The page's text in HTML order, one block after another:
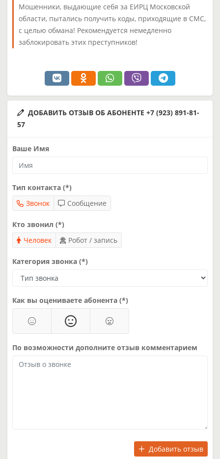
Мошенники, выдающие себя за ЕИРЦ Московской
области, пытались получить коды, приходящие в СМС,
с целью обмана! Рекомендуется немедленно
заблокировать этих преступников!
ДОБАВИТЬ ОТЗЫВ ОБ АБОНЕНТЕ +7 (923) 891-81-
57
Ваше Имя
Тип контакта (*)
Звонок
Сообщение
Кто звонил (*)
Человек
Робот / запись
Категория звонка (*)
Как вы оцениваете абонента (*)
По возможности дополните отзыв комментарием
Добавить отзыв